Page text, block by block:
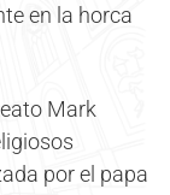
en la horca
Mark
por el papa